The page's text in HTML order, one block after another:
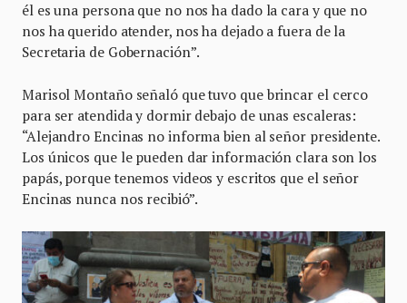
él es una persona que no nos ha dado la cara y que no
nos ha querido atender, nos ha dejado a fuera de la
Secretaria de Gobernación”.
Marisol Montaño señaló que tuvo que brincar el cerco
para ser atendida y dormir debajo de unas escaleras:
“Alejandro Encinas no informa bien al señor presidente.
Los únicos que le pueden dar información clara son los
papás, porque tenemos videos y escritos que el señor
Encinas nunca nos recibió”.